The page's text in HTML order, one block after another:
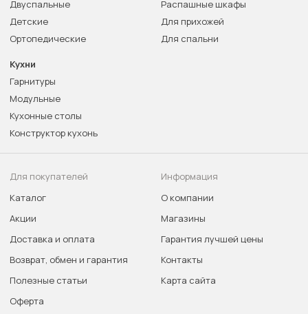
Двуспальные
Детские
Ортопедические
Распашные шкафы
Для прихожей
Для спальни
Кухни
Гарнитуры
Модульные
Кухонные столы
Конструктор кухонь
Для покупателей
Каталог
Акции
Доставка и оплата
Возврат, обмен и гарантия
Полезные статьи
Оферта
Информация
О компании
Магазины
Гарантия лучшей цены
Контакты
Карта сайта